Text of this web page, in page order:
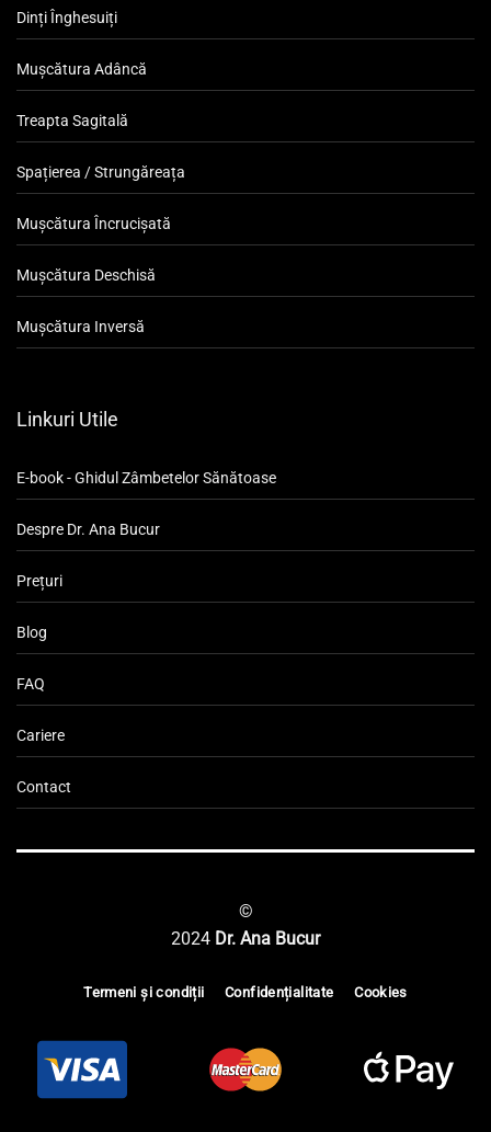
Dinți Înghesuiți
Mușcătura Adâncă
Treapta Sagitală
Spațierea / Strungăreața
Mușcătura Încrucișată
Mușcătura Deschisă
Mușcătura Inversă
Linkuri Utile
E-book - Ghidul Zâmbetelor Sănătoase
Despre Dr. Ana Bucur
Prețuri
Blog
FAQ
Cariere
Contact
©
2024 Dr. Ana Bucur
Termeni și condiții Confidențialitate Cookies